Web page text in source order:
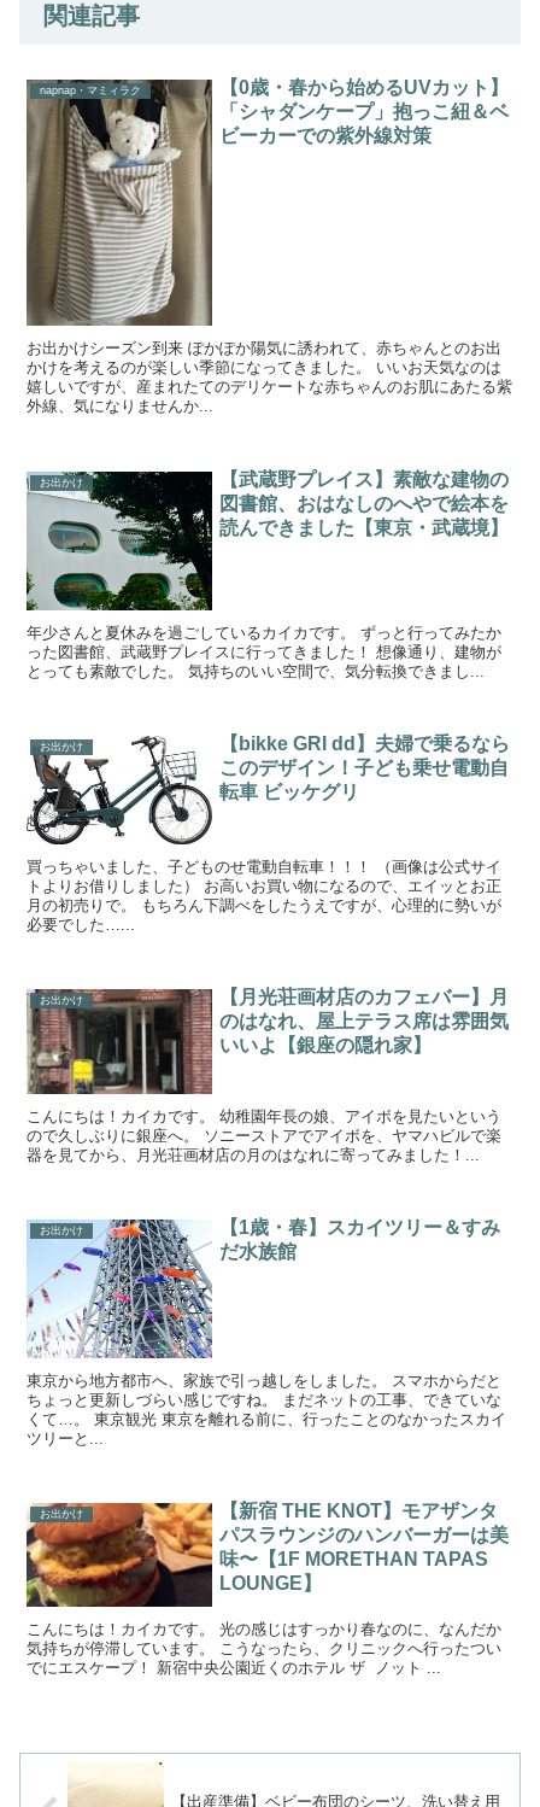
関連記事
napnap・マミィラク
【0歳・春から始めるUVカット】
「シャダンケープ」抱っこ紐＆ベ
ビーカーでの紫外線対策
お出かけシーズン到来 ぽかぽか陽気に誘われて、赤ちゃんとのお出
かけを考えるのが楽しい季節になってきました。 いいお天気なのは
嬉しいですが、産まれたてのデリケートな赤ちゃんのお肌にあたる紫
外線、気になりませんか...
お出かけ
【武蔵野プレイス】素敵な建物の
図書館、おはなしのへやで絵本を
読んできました【東京・武蔵境】
年少さんと夏休みを過ごしているカイカです。 ずっと行ってみたか
った図書館、武蔵野プレイスに行ってきました！ 想像通り、建物が
とっても素敵でした。 気持ちのいい空間で、気分転換できまし...
お出かけ
【bikke GRI dd】夫婦で乗るなら
このデザイン！子ども乗せ電動自
転車 ビッケグリ
買っちゃいました、子どものせ電動自転車！！！ （画像は公式サイ
トよりお借りしました） お高いお買い物になるので、エイッとお正
月の初売りで。 もちろん下調べをしたうえですが、心理的に勢いが
必要でした…...
お出かけ
【月光荘画材店のカフェバー】月
のはなれ、屋上テラス席は雰囲気
いいよ【銀座の隠れ家】
こんにちは！カイカです。 幼稚園年長の娘、アイボを見たいという
ので久しぶりに銀座へ。 ソニーストアでアイボを、ヤマハビルで楽
器を見てから、月光荘画材店の月のはなれに寄ってみました！...
お出かけ
【1歳・春】スカイツリー＆すみ
だ水族館
東京から地方都市へ、家族で引っ越しをしました。 スマホからだと
ちょっと更新しづらい感じですね。 まだネットの工事、できていな
くて…。 東京観光 東京を離れる前に、行ったことのなかったスカイ
ツリーと...
お出かけ
【新宿 THE KNOT】モアザンタ
パスラウンジのハンバーガーは美
味〜【1F MORETHAN TAPAS
LOUNGE】
こんにちは！カイカです。 光の感じはすっかり春なのに、なんだか
気持ちが停滞しています。 こうなったら、クリニックへ行ったつい
でにエスケープ！ 新宿中央公園近くのホテル ザ ノット ...
【出産準備】ベビー布団のシーツ、洗い替え用